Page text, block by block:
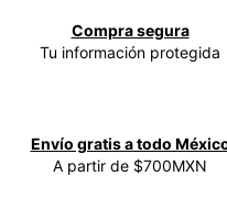
Compra segura
Tu información protegida
Envío gratis a todo
A partir de $700MXN